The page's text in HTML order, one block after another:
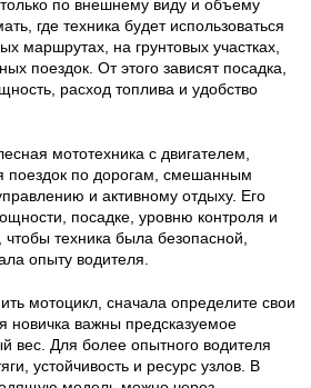
по внешнему виду и объему
где техника будет использоваться
маршрутах, на грунтовых участках,
поездок. От этого зависят посадка,
расход топлива и удобство
мототехника с двигателем,
поездок по дорогам, смешанным
и активному отдыху. Его
посадке, уровню контроля и
техника была безопасной,
опыту водителя.
мотоцикл, сначала определите свои
новичка важны предсказуемое
вес. Для более опытного водителя
устойчивость и ресурс узлов. В